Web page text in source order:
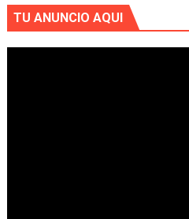
TU ANUNCIO AQUI